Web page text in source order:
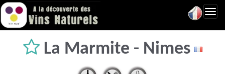
La Marmite - Nimes